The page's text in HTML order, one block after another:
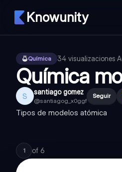
Knowunity
Química 34 visualizaciones·
Química
S santiago gomez
@santiagog_x0ggf
Seguir
Tipos de modelos atómica
1 of 6